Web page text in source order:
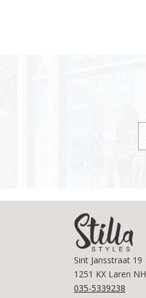
Sint Jansstraat 19
1251 KX Laren NH
035-5339238